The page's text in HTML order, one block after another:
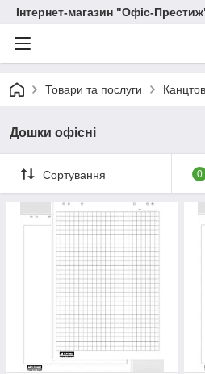
Інтернет-магазин "Офіс-
Товари та послуги
Дошки офісні
Сортування 0